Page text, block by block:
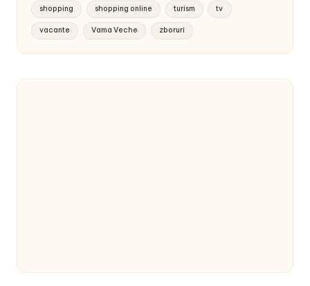
shopping shopping online turism tv
vacante Vama Veche zboruri